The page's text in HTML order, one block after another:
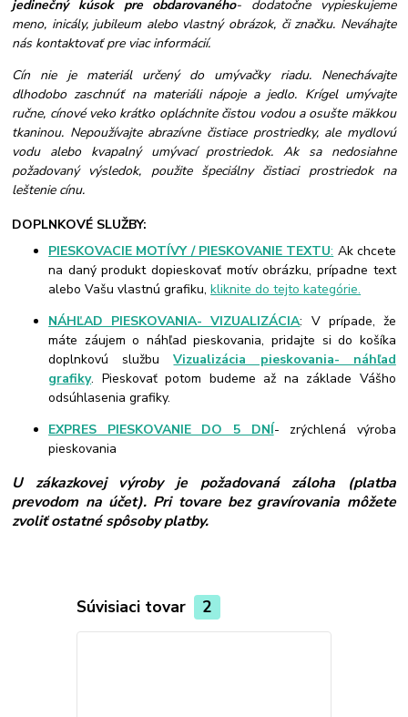
jedinečný kúsok pre obdarovaného- dodatočne vypieskujeme
meno, inicály, jubileum alebo vlastný obrázok, či značku. Neváhajte
nás kontaktovať pre viac informácií.
Cín nie je materiál určený do umývačky riadu. Nenechávajte
dlhodobo zaschnúť na materiáli nápoje a jedlo. Krígel umývajte
ručne, cínové veko krátko opláchnite čistou vodou a osušte mäkkou
tkaninou. Nepoužívajte abrazívne čistiace prostriedky, ale mydlovú
vodu alebo kvapalný umývací prostriedok. Ak sa nedosiahne
požadovaný výsledok, použite špeciálny čistiaci prostriedok na
leštenie cínu.
DOPLNKOVÉ SLUŽBY:
PIESKOVACIE MOTÍVY / PIESKOVANIE TEXTU: Ak chcete
na daný produkt dopieskovať motív obrázku, prípadne text
alebo Vašu vlastnú grafiku,kliknite do tejto kategórie.
NÁHĽAD PIESKOVANIA- VIZUALIZÁCIA: V prípade, že
máte záujem o náhľad pieskovania, pridajte si do košíka
doplnkovú službuVizualizácia pieskovania- náhľad
grafiky. Pieskovať potom budeme až na základe Vášho
odsúhlasenia grafiky.
EXPRES PIESKOVANIE DO 5 DNÍ- zrýchlená výroba
pieskovania
U zákazkovej výroby je požadovaná záloha (platba
prevodom na účet). Pri tovare bez gravírovania môžete
zvoliť ostatné spôsoby platby.
Súvisiaci tovar 2